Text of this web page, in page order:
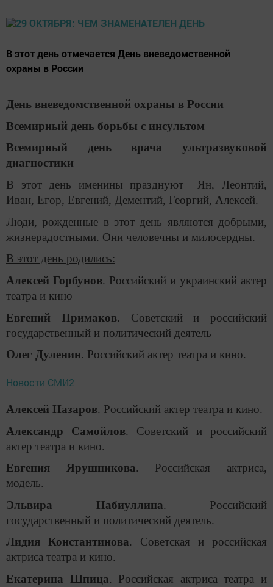
В этот день отмечается День вневедомственной
охраны в России
День вневедомственной охраны в России
Всемирный день борьбы с инсультом
Всемирный день врача ультразвуковой
диагностики
В этот день именины празднуют Ян, Леонтий,
Иван, Егор, Евгений, Дементий, Георгий, Алексей.
Люди, рожденные в этот день являются добрыми,
жизнерадостными. Они человечны и милосердны.
В этот день родились:
Алексей Горбунов. Российский и украинский актер
театра и кино
Евгений Примаков. Советский и российский
государственный и политический деятель
Олег Дуленин. Российский актер театра и кино.
Новости СМИ2
Алексей Назаров. Российский актер театра и кино.
Александр Самойлов. Советский и российский
актер театра и кино.
Евгения Ярушникова. Российская актриса,
модель.
Эльвира Набиуллина. Российский
государственный и политический деятель.
Лидия Константинова. Советская и российская
актриса театра и кино.
Екатерина Шпица. Российская актриса театра и